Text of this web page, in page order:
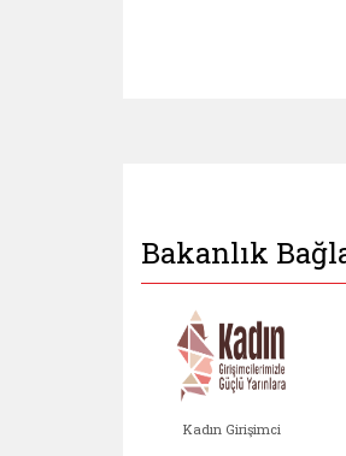
Bakanlık
Kadın Girişimci